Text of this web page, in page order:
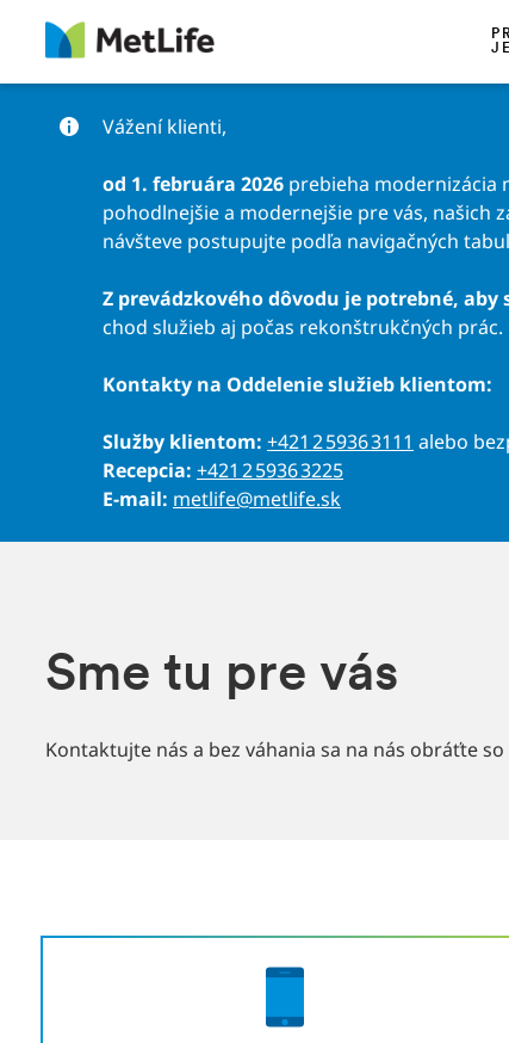
Preskočiť na obsah
Vážení klienti,
od 1. februára 2026 prebieha modernizácia
pohodlnejšie a modernejšie pre vás, našich
návšteve postupujte podľa navigačných
Z prevádzkového dôvodu je potrebné,
chod služieb aj počas rekonštrukčných prác.
Kontakty na Oddelenie služieb klientom:
Služby klientom: +421 2 5936 3111 alebo
Recepcia: +421 2 5936 3225
E-mail: metlife@metlife.sk
Sme tu pre vás
Kontaktujte nás a bez váhania sa na nás obráťte